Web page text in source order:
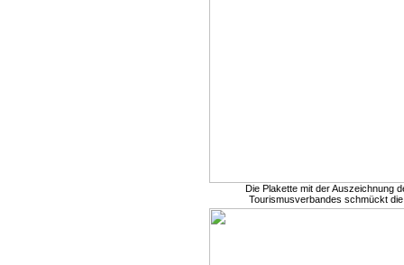
Die Plakette mit der Auszeichnung
Tourismusverbandes schmückt